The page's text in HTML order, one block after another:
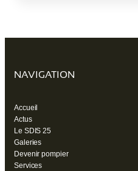
NAVIGATION
Accueil
Actus
Le SDIS 25
Galeries
Devenir pompier
Services